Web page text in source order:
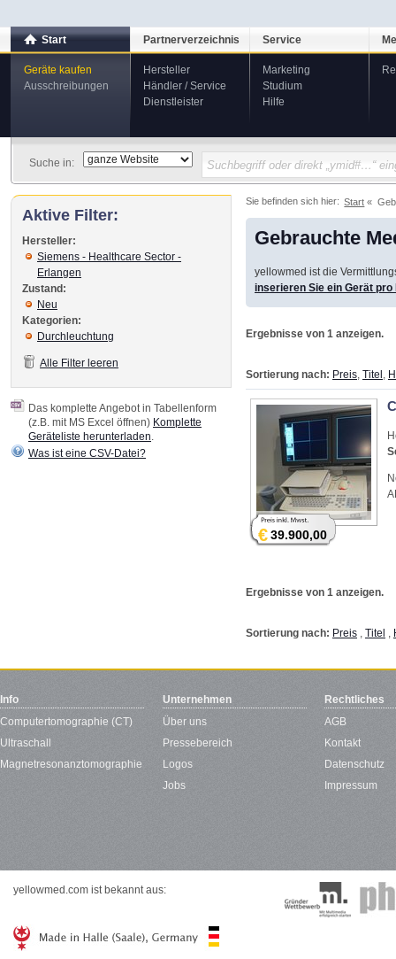
Start
Geräte kaufen
Ausschreibungen
Partnerverzeichnis
Hersteller
Händler / Service
Dienstleister
Service
Marketing
Studium
Hilfe
Suche in:
Sie befinden sich hier: Start
Gebrauchte
yellowmed ist die
inserieren Sie ein Gerät
Ergebnisse von 1 anzeigen.
Sortierung nach: Preis Titel
€39.900,00
Ergebnisse von 1 anzeigen.
Sortierung nach: Preis , Titel ,
Aktive Filter:
Hersteller:
Siemens - Healthcare Sector -
Erlangen
Zustand:
Neu
Kategorien:
Durchleuchtung
Alle Filter leeren
Das komplette Angebot in Tabellenform
(z.B. mit MS Excel öffnen) Komplette
Geräteliste herunterladen
Was ist eine CSV-Datei?
Info
Computertomographie (CT)
Ultraschall
Magnetresonanztomographie
Unternehmen
Über uns
Pressebereich
Logos
Jobs
Rechtliches
AGB
Kontakt
Datenschutz
Impressum
yellowmed.com ist bekannt aus: